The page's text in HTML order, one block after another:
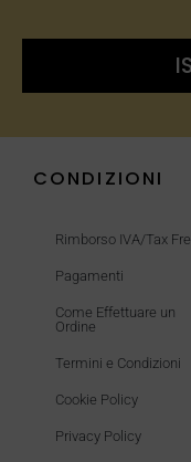
CONDIZIONI
Rimborso IVA/Tax
Pagamenti
Come Effettuare un
Ordine
Termini e Condizioni
Cookie Policy
Privacy Policy